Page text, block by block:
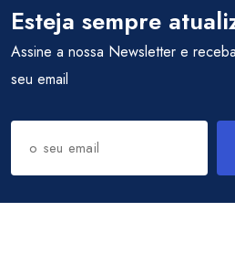
Esteja sempre
Assine a nossa Newsletter e
seu email